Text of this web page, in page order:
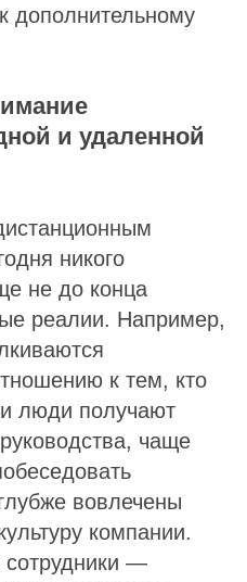
дополнительному
и удаленной
никого
не до конца
реалии. Например,
к тем, кто
люди получают
чаще
вовлечены
компании.
—